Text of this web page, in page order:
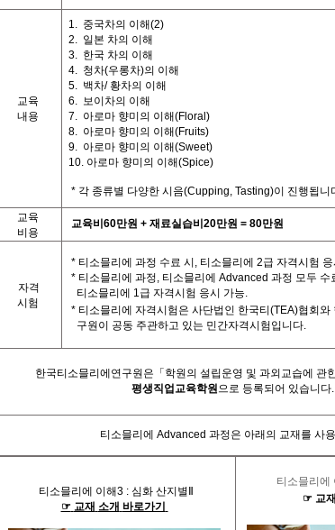
교육
내용
1. 중국차의 이해(2)
2. 일본 차의 이해
3. 한국 차의 이해
4. 청차(우롱차)의 이해
5. 백차/황차의 이해
6. 보이차의 이해
7. 아로마 향미의 이해(Floral)
8. 아로마 향미의 이해(Fruits)
9. 아로마 향미의 이해(Sweet)
10. 아로마 향미의 이해(Spice)
* 각 종류별 다양한 시음(Cupping, Tasting)이 진행됩니
교육
비용
교육비 60만원 + 재료실습비 20만원 = 80만원
자격
시험
* 티소믈리에 과정 수료 시 , 티소믈리에 2급 자격시험 응
* 티소믈리에 과정, 티소믈리에 Advanced 과정 모두 수
티소믈리에 1급 자격시험 응시 가능.
* 티소믈리에 자격시험은 사단법인 한국티 (TEA)협회와
구원이
공동 주관하고 있는 민간자격시험입니다.
한국티소믈리에연구원은「학원의 설립운영 및 과외교습에 관
평생직업교육학원으로 등록되어 있습니다.
티소믈리에 Advanced 과정은 아래의 교재를 사
티소믈리에 이해3 : 심화 산지별
☞ 교재 소개 바로가기
티소믈리에
☞ 교재